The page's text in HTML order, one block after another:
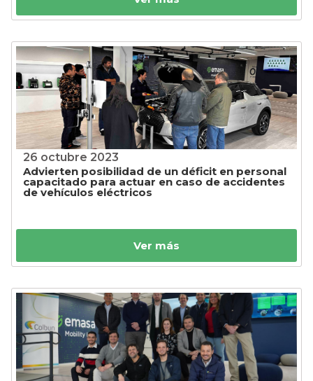
26 octubre 2023
Advierten posibilidad de un déficit en personal
capacitado para actuar en caso de accidentes
de vehículos eléctricos
Ver más